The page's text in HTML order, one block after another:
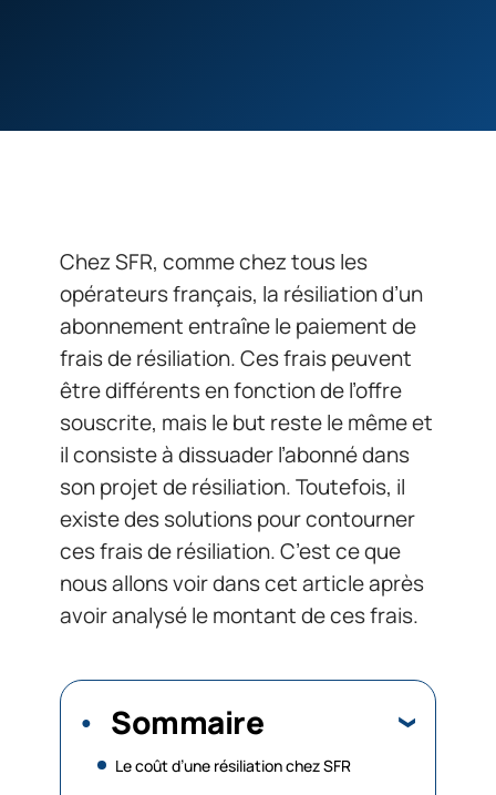
Chez SFR, comme chez tous les
opérateurs français, la résiliation d’un
abonnement entraîne le paiement de
frais de résiliation. Ces frais peuvent
être différents en fonction de l’offre
souscrite, mais le but reste le même et
il consiste à dissuader l’abonné dans
son projet de résiliation. Toutefois, il
existe des solutions pour contourner
ces frais de résiliation. C’est ce que
nous allons voir dans cet article après
avoir analysé le montant de ces frais.
Sommaire
Le coût d’une résiliation chez SFR